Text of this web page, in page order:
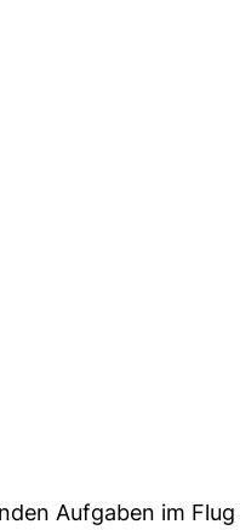
Aufgaben im